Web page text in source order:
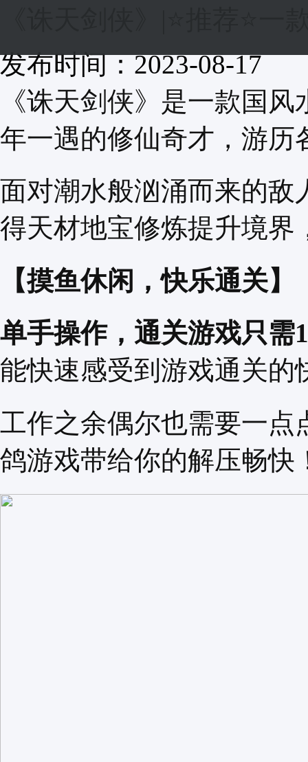
发布时间：2023-08-17
《诛天剑侠》是一款国
年一遇的修仙奇才，游历
面对潮水般汹涌而来的敌
得天材地宝修炼提升境界
【摸鱼休闲，快乐通关】
单手操作，通关游戏只需
能快速感受到游戏通关的
工作之余偶尔也需要一点
鸽游戏带给你的解压畅快